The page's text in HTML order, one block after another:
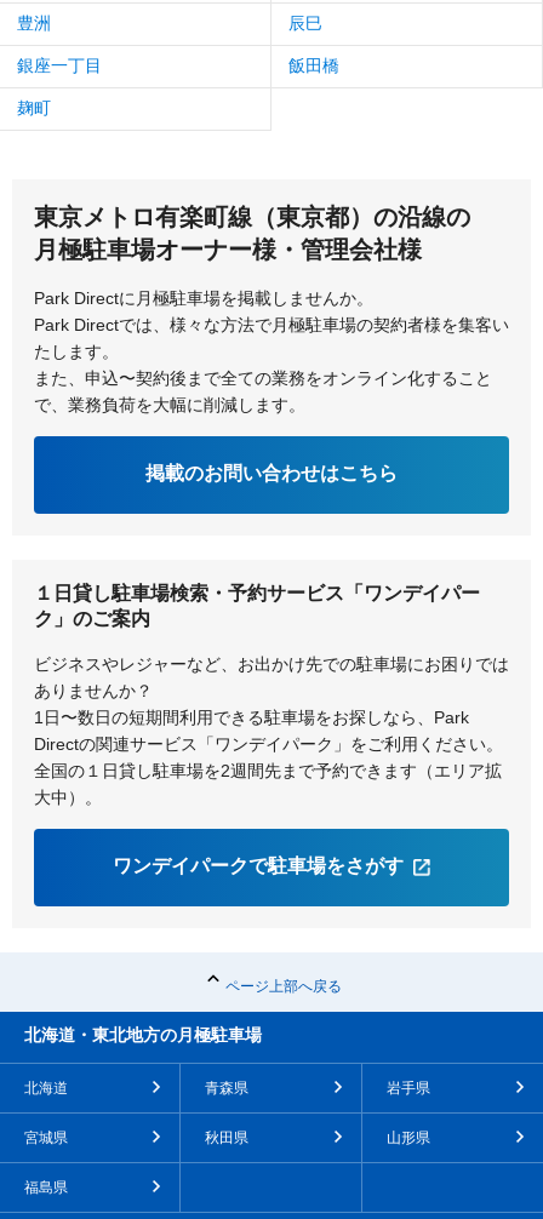
豊洲 辰巳
銀座一丁目 飯田橋
麹町
東京メトロ有楽町線（東京都）の沿線の
月極駐車場オーナー様・管理会社様
Park Directに月極駐車場を掲載しませんか。
Park Directでは、様々な方法で月極駐車場の契約者様を集客い
たします。
また、申込〜契約後まで全ての業務をオンライン化すること
で、業務負荷を大幅に削減します。
掲載のお問い合わせはこちら
１日貸し駐車場検索・予約サービス「ワンデイパー
ク」のご案内
ビジネスやレジャーなど、お出かけ先での駐車場にお困りでは
ありませんか？
1日〜数日の短期間利用できる駐車場をお探しなら、Park
Directの関連サービス「ワンデイパーク」をご利用ください。
全国の１日貸し駐車場を2週間先まで予約できます（エリア拡
大中）。
ワンデイパークで駐車場をさがす
ページ上部へ戻る
北海道・東北地方の月極駐車場
北海道 青森県 岩手県
宮城県 秋田県 山形県
福島県